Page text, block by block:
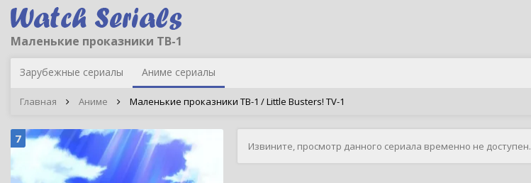
Маленькие проказники ТВ-1
Зарубежные сериалы Аниме сериалы
Главная Аниме Маленькие проказники ТВ-1 / Little Busters! TV-1
7
Извините, просмотр данного сериала временно не доступен.